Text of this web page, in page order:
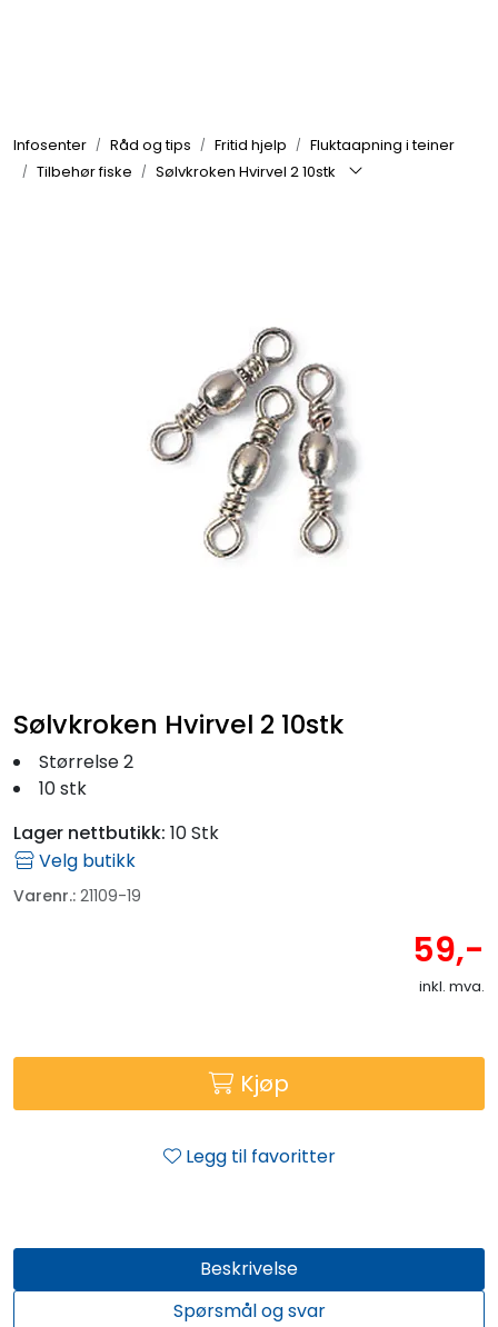
Infosenter Råd og tips Fritid hjelp
Fluktaapning i teiner
Tilbehør fiske
Sølvkroken Hvirvel 2 10stk
Sølvkroken Hvirvel 2 10stk
Størrelse 2
10 stk
Lager nettbutikk: 10 Stk
Velg butikk
Varenr.: 21109-19
59,-
inkl. mva.
Kjøp
Legg til favoritter
Beskrivelse
Spørsmål og svar
Elektrisk
Motor/Styring
Outlet
Kampanje